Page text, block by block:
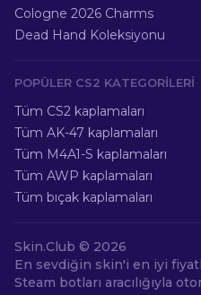
Cologne 2026 Charms
Dead Hand Koleksiyonu
POPÜLER CS2 KATEGORILERI
Tüm CS2 kaplamaları
Tüm AK-47 kaplamaları
Tüm M4A1-S kaplamaları
Tüm AWP kaplamaları
Tüm bıçak kaplamaları
Skin.Club © 2026
En sevdiğin skin'i en iyi
Steam botları aracılığıyla